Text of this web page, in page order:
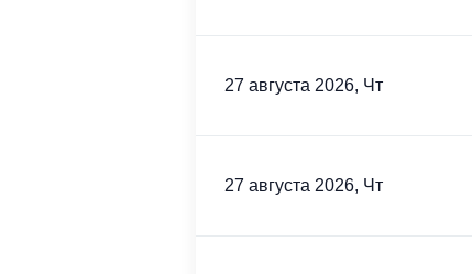
27 августа 2026, Чт
27 августа 2026, Чт